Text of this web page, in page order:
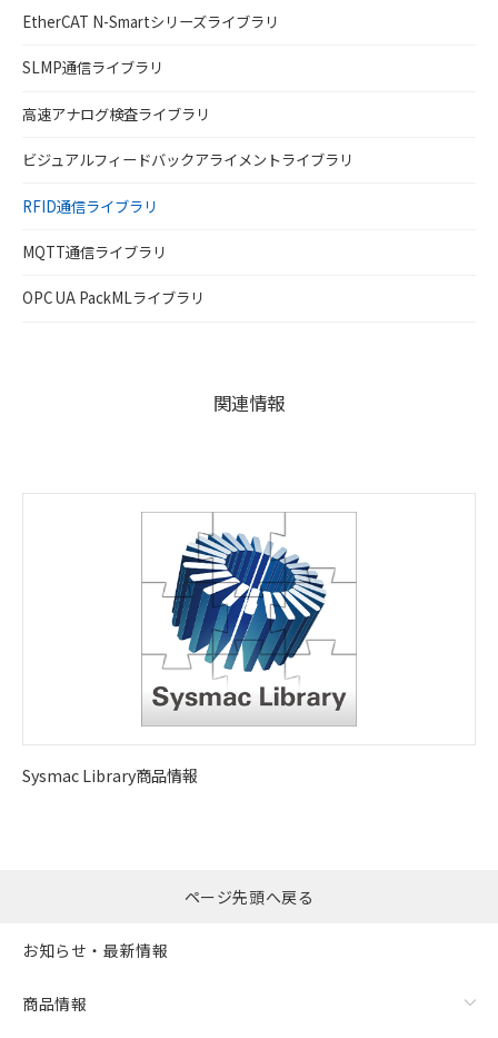
EtherCAT N-Smartシリーズライブラリ
SLMP通信ライブラリ
高速アナログ検査ライブラリ
ビジュアルフィードバックアライメントライブラリ
RFID通信ライブラリ
MQTT通信ライブラリ
OPC UA PackMLライブラリ
関連情報
Sysmac Library商品情報
ページ先頭へ戻る
お知らせ・最新情報
商品情報